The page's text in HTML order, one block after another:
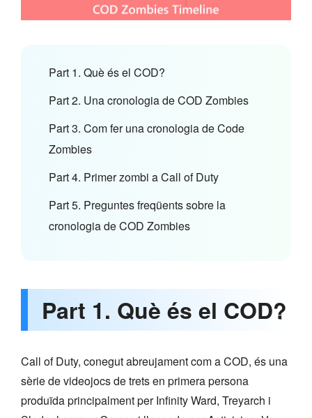
Part 1. Què és el COD?
Part 2. Una cronologia de COD Zombies
Part 3. Com fer una cronologia de Code
Zombies
Part 4. Primer zombi a Call of Duty
Part 5. Preguntes freqüents sobre la
cronologia de COD Zombies
Part 1. Què és el COD?
Call of Duty, conegut abreujament com a COD, és una
sèrie de videojocs de trets en primera persona
produïda principalment per Infinity Ward, Treyarch i